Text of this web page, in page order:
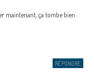
maintenant, ça tombe bien
RÉPONDRE